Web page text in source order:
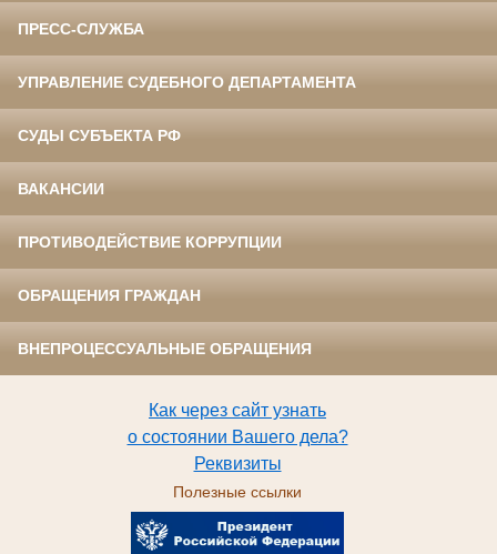
ПРЕСС-СЛУЖБА
УПРАВЛЕНИЕ СУДЕБНОГО ДЕПАРТАМЕНТА
СУДЫ СУБЪЕКТА РФ
ВАКАНСИИ
ПРОТИВОДЕЙСТВИЕ КОРРУПЦИИ
ОБРАЩЕНИЯ ГРАЖДАН
ВНЕПРОЦЕССУАЛЬНЫЕ ОБРАЩЕНИЯ
Как через сайт узнать
о состоянии Вашего дела?
Реквизиты
Полезные ссылки